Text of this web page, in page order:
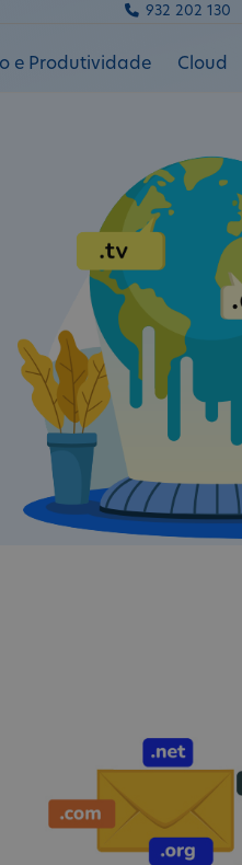
e Produtividade Cloud
932 202 130 |